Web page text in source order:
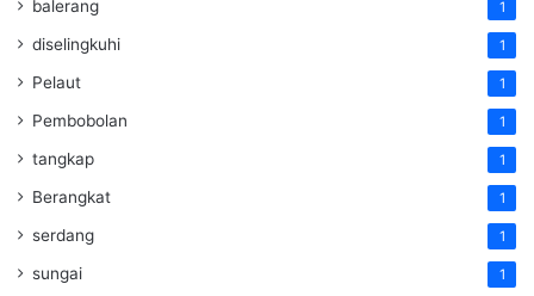
balerang 1
diselingkuhi 1
Pelaut 1
Pembobolan 1
tangkap 1
Berangkat 1
serdang 1
sungai 1